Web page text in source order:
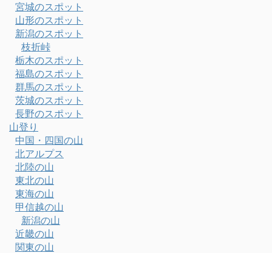
宮城のスポット
山形のスポット
新潟のスポット
枝折峠
栃木のスポット
福島のスポット
群馬のスポット
茨城のスポット
長野のスポット
山登り
中国・四国の山
北アルプス
北陸の山
東北の山
東海の山
甲信越の山
新潟の山
近畿の山
関東の山